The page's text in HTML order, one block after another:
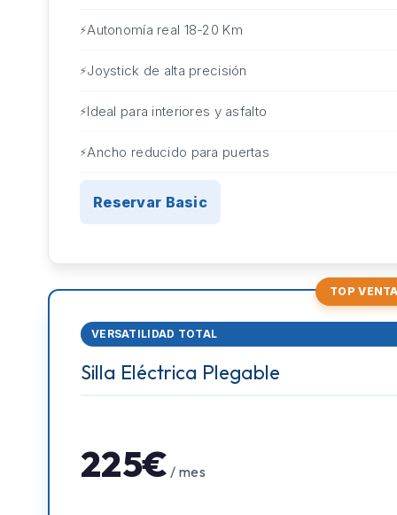
Autonomía real 18-20 Km
Joystick de alta precisión
Ideal para interiores y asfalto
Ancho reducido para puertas
Reservar Basic
TOP
VERSATILIDAD TOTAL
Silla Eléctrica Plegable
225€ / mes